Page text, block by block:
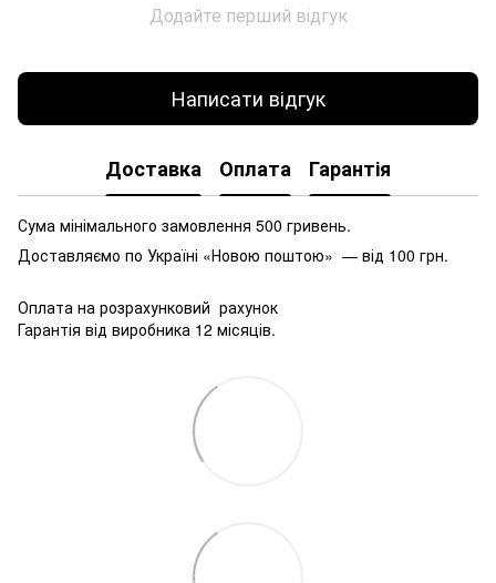
Додайте перший відгук
Написати відгук
Доставка Оплата Гарантія
Сума мінімального замовлення 500 гривень.
Доставляємо по Україні «Новою поштою» — від 100 грн.
Оплата на розрахунковий рахунок
Гарантія від виробника 12 місяців.